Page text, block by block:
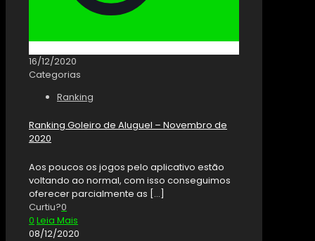
16/12/2020
Categorias
Ranking
Ranking Goleiro de Aluguel – Novembro de
2020
Aos poucos os jogos pelo aplicativo estão
voltando ao normal, com isso conseguimos
oferecer parcialmente as […]
Curtiu?0
0 Leia Mais
08/12/2020